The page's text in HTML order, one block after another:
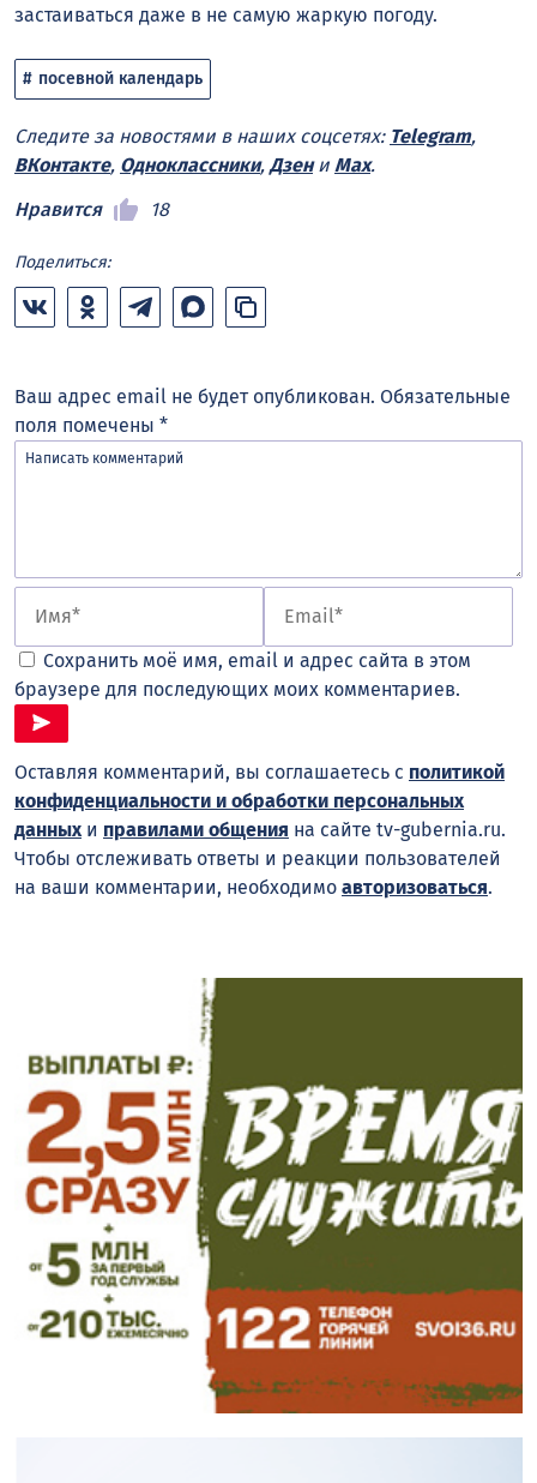
застаиваться даже в не самую жаркую погоду.
посевной календарь
Следите за новостями в наших соцсетях: Telegram,
ВКонтакте, Одноклассники, Дзени Max.
Нравится
18
Поделиться:
Ваш адрес email не будет опубликован. Обязательные
поля помечены *
Сохранить моё имя, email и адрес сайта в этом
браузере для последующих моих комментариев.
Оставляя комментарий, вы соглашаетесь с политикой
конфиденциальности и обработки персональных
данных и правилами общения на сайте tv-gubernia.ru.
Чтобы отслеживать ответы и реакции пользователей
на ваши комментарии, необходимо авторизоваться.